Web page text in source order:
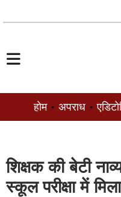
होम अपराध
शिक्षक की बेटी
स्कूल परीक्षा में